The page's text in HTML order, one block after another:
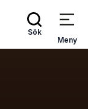
Sök
Meny